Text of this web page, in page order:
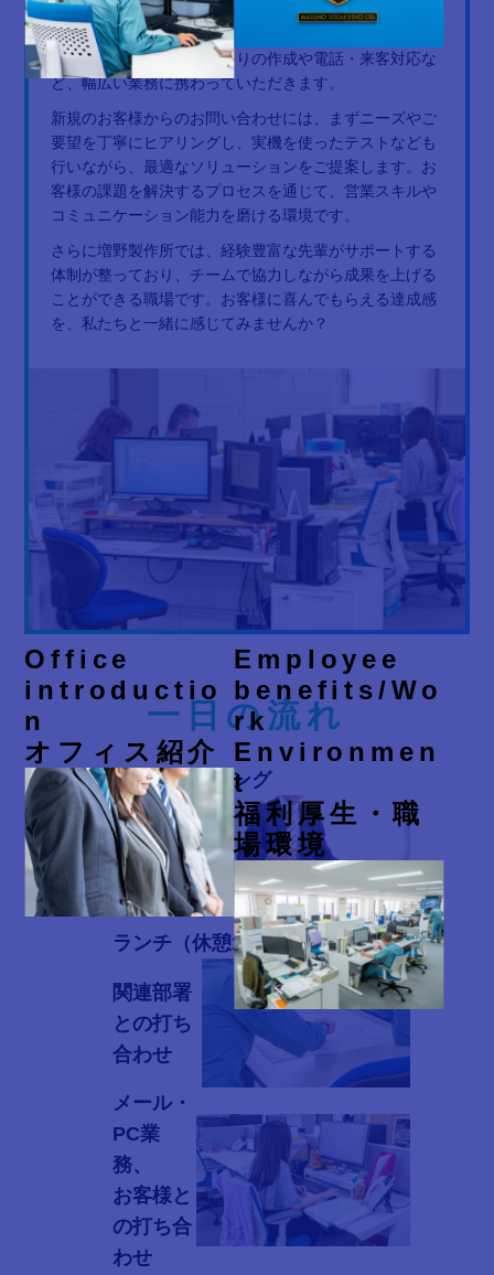
Office
introductio
n
オフィス紹介
Employee
benefits/Wo
rk
Environmen
t
福利厚生・職
場環境
営業職では、顧客との信頼関係を深めながら、最適な製
品やサービスをご提案することが主な業務です。日々の
営業活動に加えて、見積もりの作成や電話・来客対応な
ど、幅広い業務に携わっていただきます。
新規のお客様からのお問い合わせには、まずニーズやご
要望を丁寧にヒアリングし、実機を使ったテストなども
行いながら、最適なソリューションをご提案します。お
客様の課題を解決するプロセスを通じて、営業スキルや
コミュニケーション能力を磨ける環境です。
さらに増野製作所では、経験豊富な先輩がサポートする
体制が整っており、チームで協力しながら成果を上げる
ことができる職場です。お客様に喜んでもらえる達成感
を、私たちと一緒に感じてみませんか？
一日の流れ
8:30 朝のミーティング
10:30
お客様と
の打ち合
わせ
ランチ（休憩1時間）
関連部署
との打ち
合わせ
メール・
PC業
務、
お客様と
の打ち合
わせ